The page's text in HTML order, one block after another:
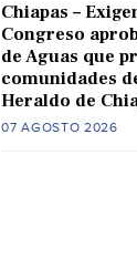
Chiapas –
Congreso
de Aguas que
comunidades
Heraldo de
07 AGOSTO 2026